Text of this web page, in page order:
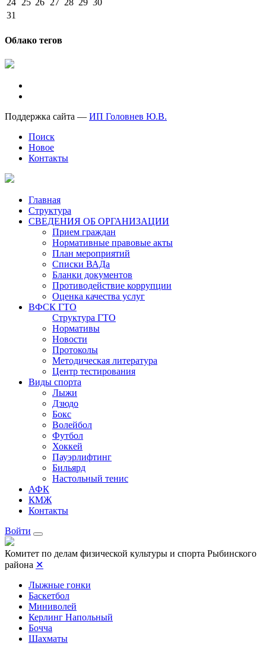
24 25 26 27 28 29 30
31
Облако тегов
Поддержка сайта — ИП Головнев Ю.В.
Поиск
Новое
Контакты
Главная
Структура
СВЕДЕНИЯ ОБ ОРГАНИЗАЦИИ
Прием граждан
Нормативные правовые акты
План мероприятий
Списки ВАДа
Бланки документов
Противодействие коррупции
Оценка качества услуг
ВФСК ГТО
Структура ГТО
Нормативы
Новости
Протоколы
Методическая литература
Центр тестирования
Виды спорта
Лыжи
Дзюдо
Бокс
Волейбол
Футбол
Хоккей
Пауэрлифтинг
Бильярд
Настольный тенис
АФК
КМЖ
Контакты
Войти
Комитет по делам физической культуры и спорта Рыбинского
района ✕
Лыжные гонки
Баскетбол
Миниволей
Керлинг Напольный
Бочча
Шахматы